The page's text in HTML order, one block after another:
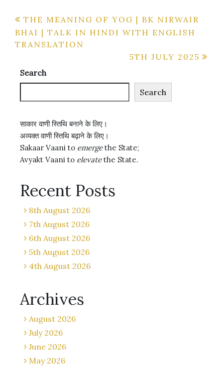
Post
navigation
THE MEANING OF YOG | BK NIRWAIR
BHAI | TALK IN HINDI WITH ENGLISH
TRANSLATION
5TH JULY 2025
Search
Search
साकार वाणी स्तिथि बनाने के लिए।
अव्यक्त वाणी स्तिथि बढ़ाने के लिए।
Sakaar Vaani to emergethe State;
Avyakt Vaani to elevatethe State.
Recent Posts
8th August 2026
7th August 2026
6th August 2026
5th August 2026
4th August 2026
Archives
August 2026
July 2026
June 2026
May 2026